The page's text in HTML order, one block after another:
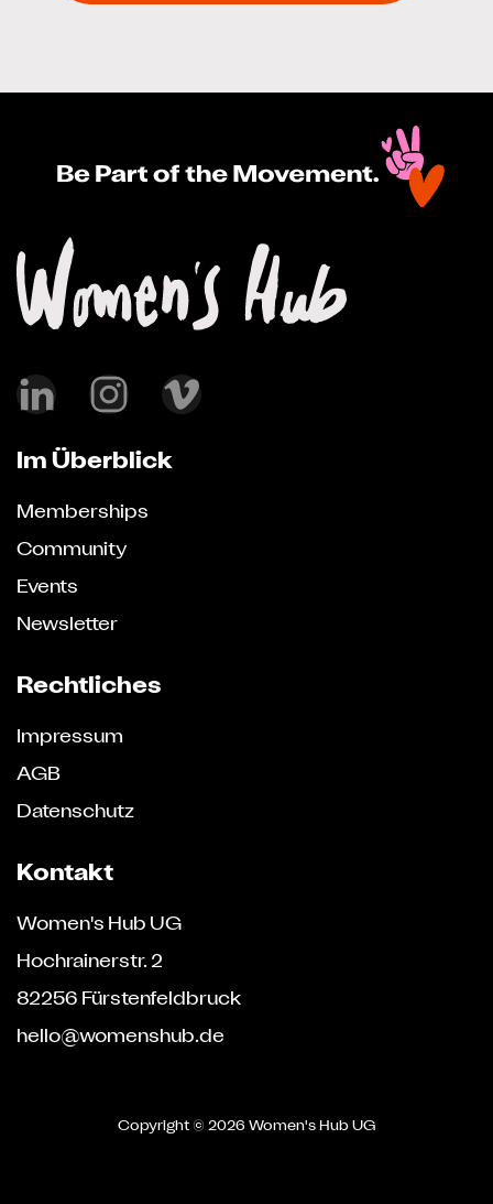
Im Überblick
Memberships
Community
Events
Newsletter
Rechtliches
Impressum
AGB
Datenschutz
Kontakt
Women's Hub UG
Hochrainerstr. 2
82256 Fürstenfeldbruck
hello@womenshub.de
Copyright © 2026 Women's Hub UG